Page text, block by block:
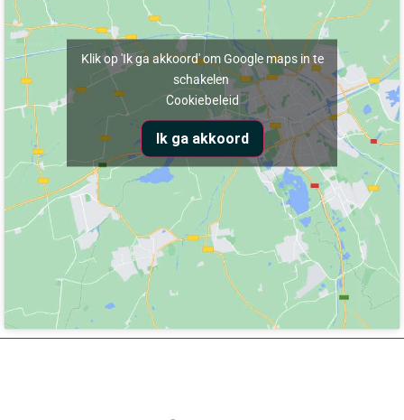
Klik op 'Ik ga akkoord' om Google maps in te
schakelen
Cookiebeleid
Ik ga akkoord